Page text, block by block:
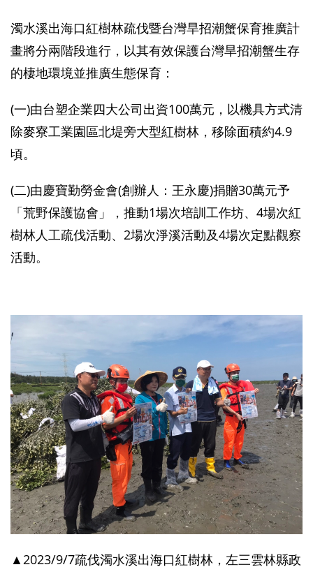
濁水溪出海口紅樹林疏伐暨台灣旱招潮蟹保育推廣計
畫將分兩階段進行，以其有效保護台灣旱招潮蟹生存
的棲地環境並推廣生態保育：
(一)由台塑企業四大公司出資100萬元，以機具方式清
除麥寮工業園區北堤旁大型紅樹林，移除面積約4.9
頃。
(二)由慶寶勤勞金會(創辦人：王永慶)捐贈30萬元予
「荒野保護協會」，推動1場次培訓工作坊、4場次紅
樹林人工疏伐活動、2場次淨溪活動及4場次定點觀察
活動。
▲2023/9/7疏伐濁水溪出海口紅樹林，左三雲林縣政